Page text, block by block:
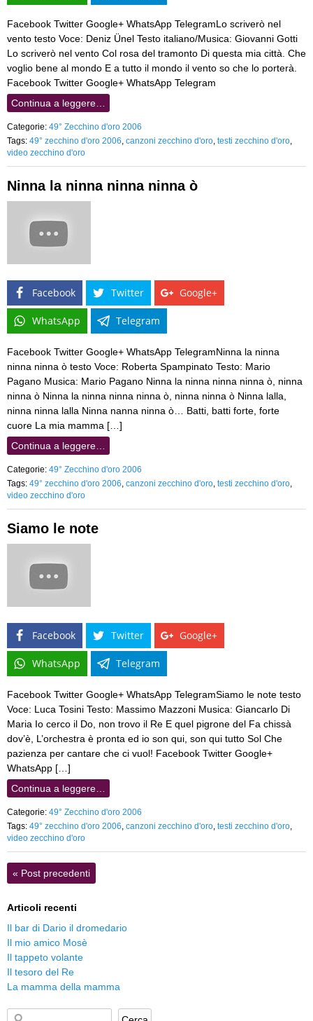
Facebook Twitter Google+ WhatsApp TelegramLo scriverò nel
vento testo Voce: Deniz Ünel Testo italiano/Musica: Giovanni Gotti
Lo scriverò nel vento Col rosa del tramonto Di questa mia città. Che
voglio bene al mondo E a tutto il mondo il vento so che lo porterà.
Facebook Twitter Google+ WhatsApp Telegram
Continua a leggere…
Categorie: 49° Zecchino d'oro 2006
Tags: 49° zecchino d'oro 2006 canzoni zecchino d'oro testi zecchino d'oro
video zecchino d'oro
Ninna la ninna ninna ninna ò
Facebook Twitter Google+
WhatsApp Telegram
Facebook Twitter Google+ WhatsApp TelegramNinna la ninna
ninna ninna ò testo Voce: Roberta Spampinato Testo: Mario
Pagano Musica: Mario Pagano Ninna la ninna ninna ninna ò, ninna
ninna ò Ninna la ninna ninna ninna ò, ninna ninna ò Ninna lalla,
ninna ninna lalla Ninna nanna ninna ò… Batti, batti forte, forte
cuore La mia mamma […]
Continua a leggere…
Categorie: 49° Zecchino d'oro 2006
Tags: 49° zecchino d'oro 2006 canzoni zecchino d'oro testi zecchino d'oro
video zecchino d'oro
Siamo le note
Facebook Twitter Google+
WhatsApp Telegram
Facebook Twitter Google+ WhatsApp TelegramSiamo le note testo
Voce: Luca Tosini Testo: Massimo Mazzoni Musica: Giancarlo Di
Maria Io cerco il Do, non trovo il Re E quel pigrone del Fa chissà
dov’è, L’orchestra è pronta ed io son qui, son qui tutto Sol Che
pazienza per cantare che ci vuol! Facebook Twitter Google+
WhatsApp […]
Continua a leggere…
Categorie: 49° Zecchino d'oro 2006
Tags: 49° zecchino d'oro 2006, canzoni zecchino d'oro, testi zecchino d'oro,
video zecchino d'oro
« Post precedenti
Articoli recenti
Il bar di Dario il dromedario
Il mio amico Mosè
Il tappeto volante
Il tesoro del Re
La mamma della mamma